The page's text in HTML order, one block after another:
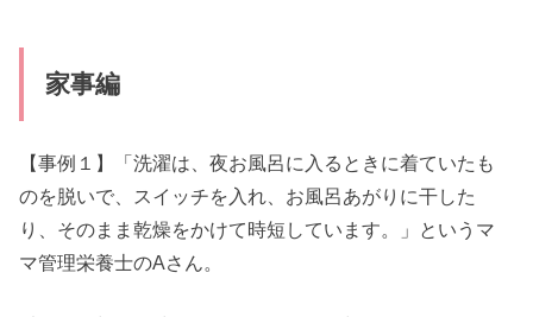
家事編
【事例１】「洗濯は、夜お風呂に入るときに着ていたも
のを脱いで、スイッチを入れ、お風呂あがりに干した
り、そのまま乾燥をかけて時短しています。」というマ
マ管理栄養士のAさん。